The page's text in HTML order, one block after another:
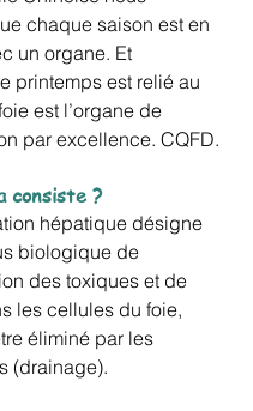
chaque saison est en
un organe. Et
printemps est relié au
est l’organe de
par excellence. CQFD.
consiste ?
hépatique désigne
biologique de
des toxiques et de
les cellules du foie,
éliminé par les
(drainage).